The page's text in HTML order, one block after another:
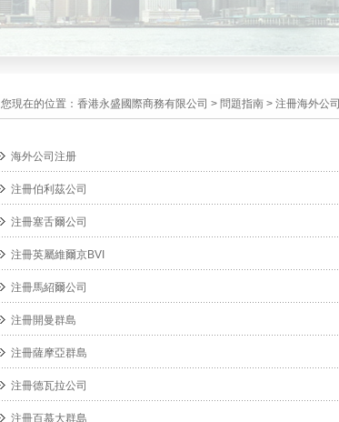
海外公司注册
注冊伯利茲公司
注冊塞舌爾公司
注冊英屬維爾京BVI
注冊馬紹爾公司
注冊開曼群島
注冊薩摩亞群島
注冊德瓦拉公司
注冊百慕大群島
您現在的位置： 香港永盛國際商務有限公司 > 問題指南 > 注冊海外公司